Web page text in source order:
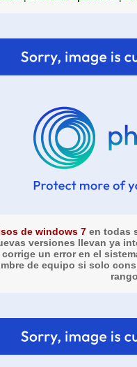
de windows 7 en todas
versiones llevan ya
un error en el
de equipo si solo